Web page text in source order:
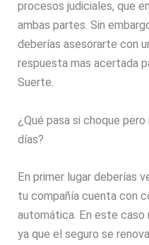
procesos judiciales, que
ambas partes. Sin
deberías asesorarte con
respuesta mas acertada
Suerte.
¿Qué pasa si choque
días?
En primer lugar deberías
tu compañía cuenta con
automática. En este caso
ya que el seguro se